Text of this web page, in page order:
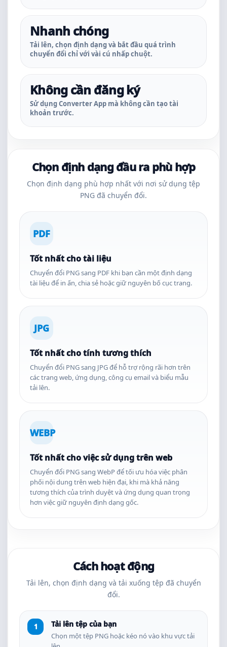
Nhanh chóng
Tải lên, chọn định dạng và bắt đầu quá trình
chuyển đổi chỉ với vài cú nhấp chuột.
Không cần đăng ký
Sử dụng Converter App mà không cần tạo tài
khoản trước.
Chọn định dạng đầu ra phù hợp
Chọn định dạng phù hợp nhất với nơi sử dụng tệp
PNG đã chuyển đổi.
PDF
Tốt nhất cho tài liệu
Chuyển đổi PNG sang PDF khi bạn cần một định dạng
tài liệu để in ấn, chia sẻ hoặc giữ nguyên bố cục trang.
JPG
Tốt nhất cho tính tương thích
Chuyển đổi PNG sang JPG để hỗ trợ rộng rãi hơn trên
các trang web, ứng dụng, công cụ email và biểu mẫu
tải lên.
WEBP
Tốt nhất cho việc sử dụng trên web
Chuyển đổi PNG sang WebP để tối ưu hóa việc phân
phối nội dung trên web hiện đại, khi mà khả năng
tương thích của trình duyệt và ứng dụng quan trọng
hơn việc giữ nguyên định dạng gốc.
Cách hoạt động
Tải lên, chọn định dạng và tải xuống tệp đã chuyển
đổi.
Tải lên tệp của bạn
Chọn một tệp PNG hoặc kéo nó vào khu vực tải